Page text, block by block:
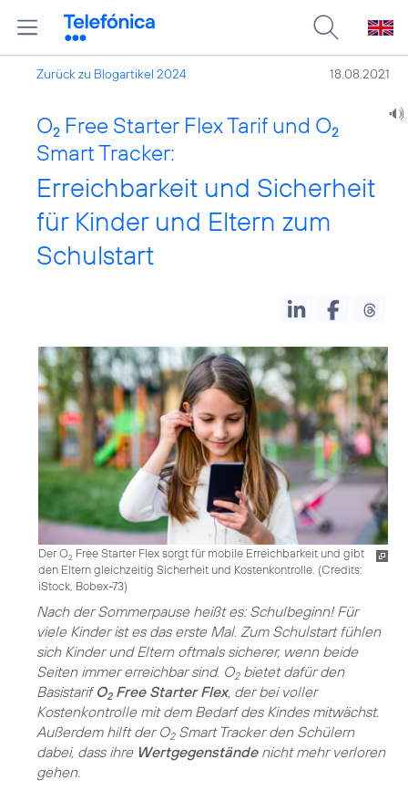
Zurück zu Blogartikel 2024 18.08.2021
O2 Free Starter Flex Tarif und O2
Smart Tracker:
Erreichbarkeit und Sicherheit
für Kinder und Eltern zum
Schulstart
Der O2 Free Starter Flex sorgt für mobile Erreichbarkeit und gibt
den Eltern gleichzeitig Sicherheit und Kostenkontrolle. (Credits:
iStock, Bobex-73)
Nach der Sommerpause heißt es: Schulbeginn! Für
viele Kinder ist es das erste Mal. Zum Schulstart fühlen
sich Kinder und Eltern oftmals sicherer, wenn beide
Seiten immer erreichbar sind. O2bietet dafür den
Basistarif O2Free Starter Flex, der bei voller
Kostenkontrolle mit dem Bedarf des Kindes mitwächst.
Außerdem hilft der O2Smart Tracker den Schülern
dabei, dass ihre Wertgegenständenicht mehr verloren
gehen.